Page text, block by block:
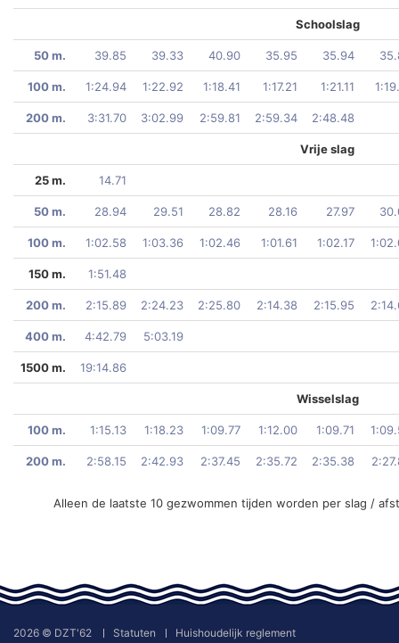
Schoolslag
50 m. 39.85 39.33 40.90 35.95 35.94
100 m. 1:24.94 1:22.92 1:18.41 1:17.21 1:21.11
200 m. 3:31.70 3:02.99 2:59.81 2:59.34 2:48.48
Vrije slag
25 m. 14.71
50 m. 28.94 29.51 28.82 28.16 27.97
100 m. 1:02.58 1:03.36 1:02.46 1:01.61 1:02.17
150 m. 1:51.48
200 m. 2:15.89 2:24.23 2:25.80 2:14.38 2:15.95
400 m. 4:42.79 5:03.19
1500 m. 19:14.86
Wisselslag
100 m. 1:15.13 1:18.23 1:09.77 1:12.00 1:09.71
200 m. 2:58.15 2:42.93 2:37.45 2:35.72 2:35.38
Alleen de laatste 10 gezwommen tijden worden per slag /
2026 © DZT'62 Statuten
Huishoudelijk reglement